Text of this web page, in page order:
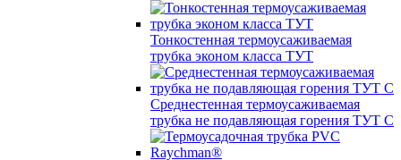
Тонкостенная термоусаживаемая
трубка эконом класса ТУТ
Среднестенная термоусаживаемая
трубка не подавляющая горения ТУТ С